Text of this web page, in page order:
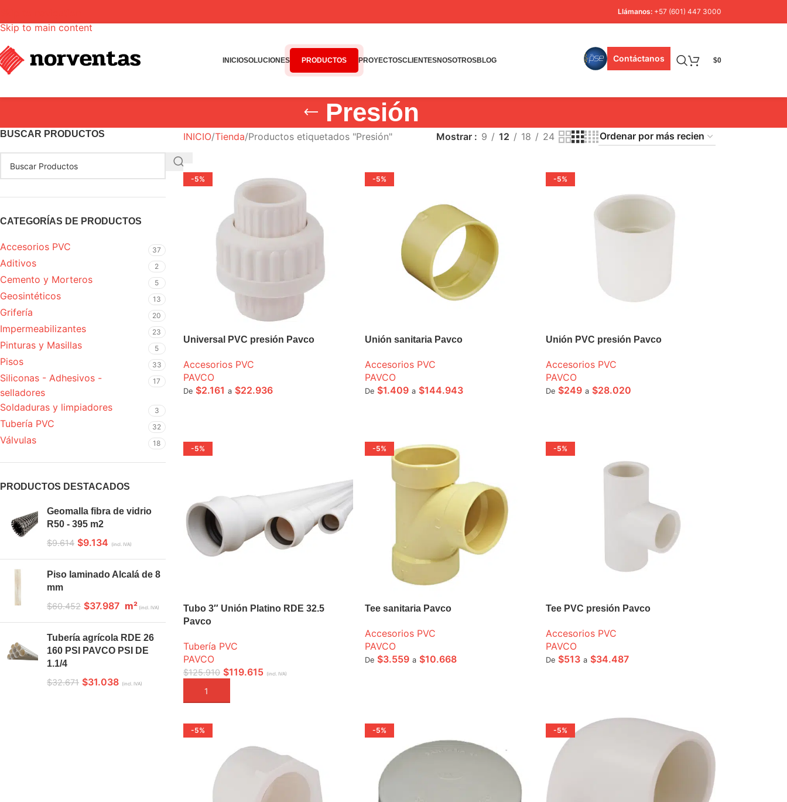
Skip to main content
Llámanos: +57 (601) 447 3000
INICIOSOLUCIONES PRODUCTOS PROYECTOSCLIENTESNOSOTROSBLOG Contáctanos $0
Presión
BUSCAR PRODUCTOS
CATEGORÍAS DE PRODUCTOS
Accesorios PVC 37
Aditivos 2
Cemento y Morteros 5
Geosintéticos 13
Grifería 20
Impermeabilizantes 23
Pinturas y Masillas 5
Pisos 33
Siliconas - Adhesivos -
selladores
17
Soldaduras y limpiadores 3
Tubería PVC 32
Válvulas 18
PRODUCTOS DESTACADOS
Geomalla fibra de vidrio
R50 - 395 m2
$9.614 $9.134 (incl. IVA)
Piso laminado Alcalá de 8
mm
$60.452 $37.987 m² (incl. IVA)
Tubería agrícola RDE 26
160 PSI PAVCO PSI DE
1.1/4
$32.671 $31.038 (incl. IVA)
INICIO Tienda Productos etiquetados "Presión" Mostrar 9 12 18 24
-5%
Universal PVC presión Pavco
Accesorios PVC
PAVCO
De $2.161 a $22.936
-5%
Unión sanitaria Pavco
Accesorios PVC
PAVCO
De $1.409 a $144.943
-5%
Unión PVC presión Pavco
Accesorios PVC
PAVCO
De $249 a $28.020
-5%
Tubo 3″ Unión Platino RDE 32.5
Pavco
Tubería PVC
PAVCO
$125.910 $119.615 (incl. IVA)
AÑADIR A LA CESTA
-5%
Tee sanitaria Pavco
Accesorios PVC
PAVCO
De $3.559 a $10.668
-5%
Tee PVC presión Pavco
Accesorios PVC
PAVCO
De $513 a $34.487
-5% -5% -5%